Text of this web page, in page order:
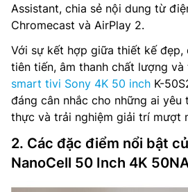
Assistant, chia sẻ nội dung từ
Chromecast và AirPlay 2.
Với sự kết hợp giữa thiết kế đẹp,
tiên tiến, âm thanh chất lượng
smart tivi Sony 4K 50 inch K-
đáng cân nhắc cho những ai yêu
thực và trải nghiệm giải trí mượt
2. Các đặc điểm nổi bật
NanoCell 50 Inch 4K